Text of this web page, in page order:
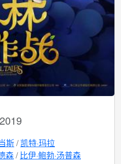
2019
斯 凯特·玛拉
森
比伊·鲍勃·汤普森